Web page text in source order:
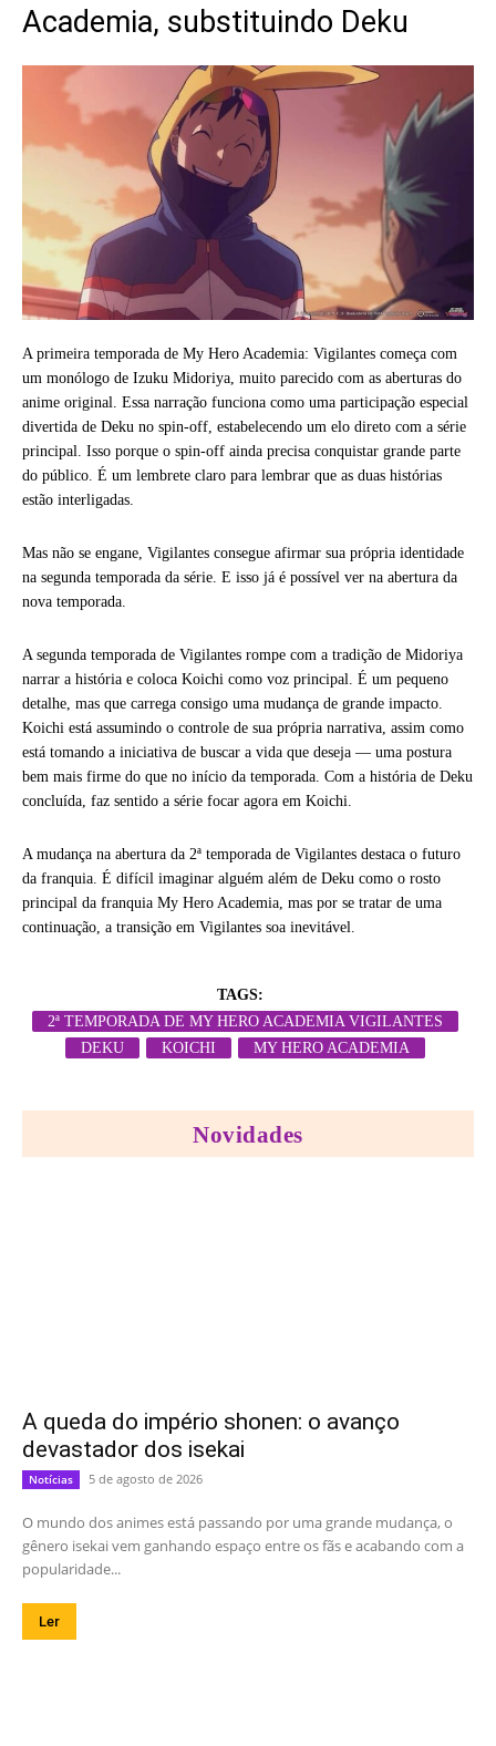
Academia, substituindo Deku
A primeira temporada de My Hero Academia: Vigilantes começa com
um monólogo de Izuku Midoriya, muito parecido com as aberturas do
anime original. Essa narração funciona como uma participação especial
divertida de Deku no spin-off, estabelecendo um elo direto com a série
principal. Isso porque o spin-off ainda precisa conquistar grande parte
do público. É um lembrete claro para lembrar que as duas histórias
estão interligadas.
Mas não se engane, Vigilantes consegue afirmar sua própria identidade
na segunda temporada da série. E isso já é possível ver na abertura da
nova temporada.
A segunda temporada de Vigilantes rompe com a tradição de Midoriya
narrar a história e coloca Koichi como voz principal. É um pequeno
detalhe, mas que carrega consigo uma mudança de grande impacto.
Koichi está assumindo o controle de sua própria narrativa, assim como
está tomando a iniciativa de buscar a vida que deseja — uma postura
bem mais firme do que no início da temporada. Com a história de Deku
concluída, faz sentido a série focar agora em Koichi.
A mudança na abertura da 2ª temporada de Vigilantes destaca o futuro
da franquia. É difícil imaginar alguém além de Deku como o rosto
principal da franquia My Hero Academia, mas por se tratar de uma
continuação, a transição em Vigilantes soa inevitável.
TAGS:
2ª TEMPORADA DE MY HERO ACADEMIA VIGILANTES
DEKU
KOICHI MY HERO ACADEMIA
Novidades
A queda do império shonen: o avanço
devastador dos isekai
Notícias 5 de agosto de 2026
O mundo dos animes está passando por uma grande mudança, o
gênero isekai vem ganhando espaço entre os fãs e acabando com a
popularidade...
Ler